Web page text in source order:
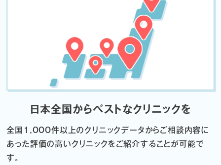
日本全国からベストなクリニックを
全国1,000件以上のクリニックデータからご相談内容に
あった評価の高いクリニックをご紹介することが可能で
す。